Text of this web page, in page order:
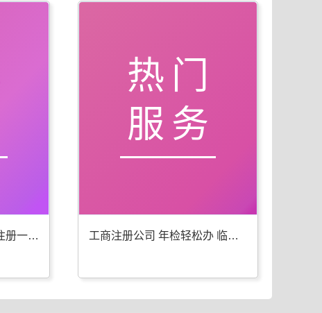
临西工商年检 代办公司注册一步到位
热门
服务
工商注册公司 年检轻松办 临西优选